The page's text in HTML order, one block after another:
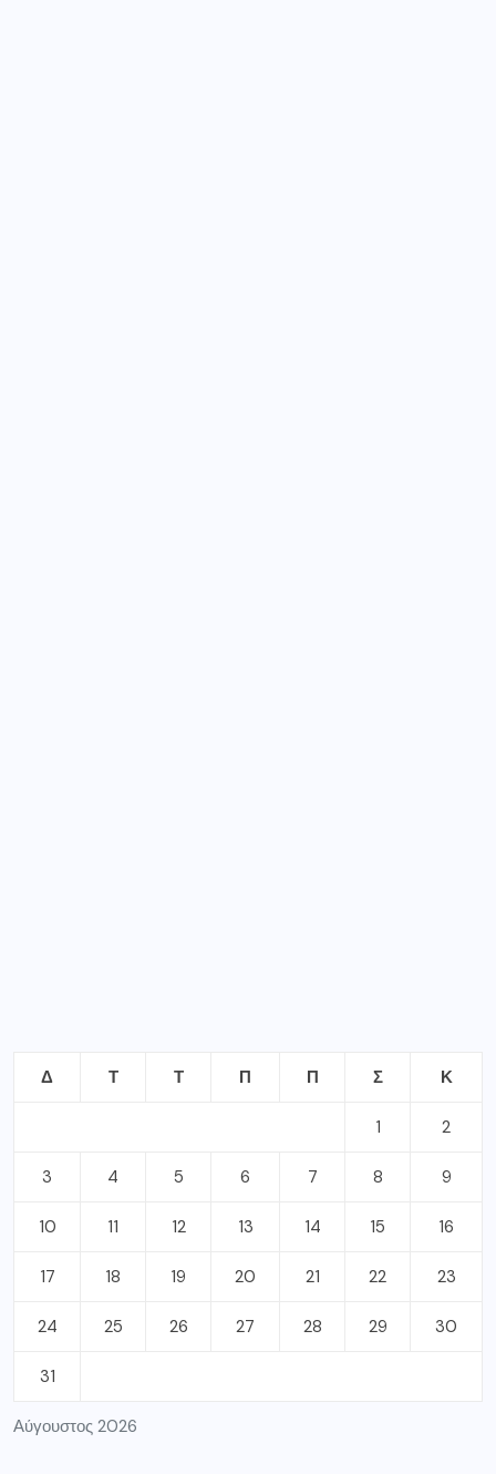
Αύγουστος 2026
Δ Τ Τ Π Π Σ Κ
1 2
3 4 5 6 7 8 9
10 11 12 13 14 15 16
17 18 19 20 21 22 23
24 25 26 27 28 29 30
31